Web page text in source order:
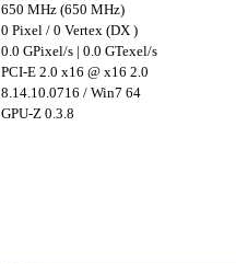
650 MHz (650 MHz)
0 Pixel / 0 Vertex (DX )
0.0 GPixel/s | 0.0 GTexel/s
PCI-E 2.0 x16 @ x16 2.0
8.14.10.0716 / Win7 64
GPU-Z 0.3.8